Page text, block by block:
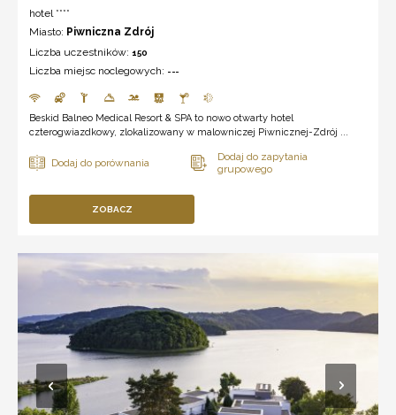
hotel ****
Miasto: Piwniczna Zdrój
Liczba uczestników: 150
Liczba miejsc noclegowych: ---
Beskid Balneo Medical Resort & SPA to nowo otwarty hotel
czterogwiazdkowy, zlokalizowany w malowniczej Piwnicznej-Zdrój ...
ZOBACZ